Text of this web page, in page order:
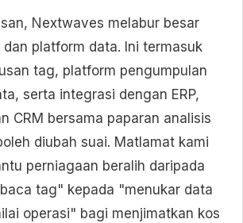
Nextwaves melabur besar
dan platform data. Ini termasuk
tag, platform pengumpulan
serta integrasi dengan ERP,
CRM bersama paparan analisis
diubah suai. Matlamat kami
perniagaan beralih daripada
tag" kepada "menukar data
operasi" bagi menjimatkan kos